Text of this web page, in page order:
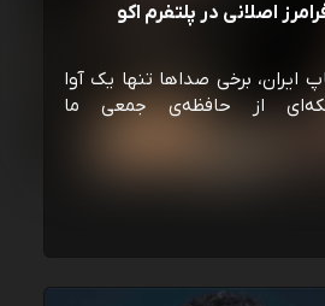
اصلانی در پلتفرم اکو
ایران، برخی صداها تنها یک آوا
از حافظه‌ی جمعی ما